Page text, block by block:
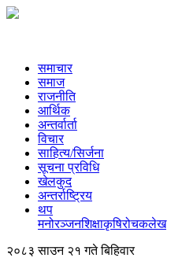
समाचार
समाज
राजनीति
आर्थिक
अन्तर्वार्ता
विचार
साहित्य/सिर्जना
सूचना प्रविधि
खेलकुद
अन्तर्राष्ट्रिय
थप
मनोरञ्‍जनशिक्षाकृषिरोचकलेख
२०८३ साउन २१ गते बिहिवार